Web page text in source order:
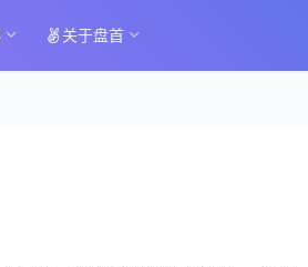
关于盘首